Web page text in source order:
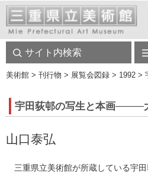
サイト内検索
美術館 > 刊行物 > 展覧会図録 > 1992
宇田荻邨の写生と本画────
山口泰弘
三重県立美術館が所蔵している宇